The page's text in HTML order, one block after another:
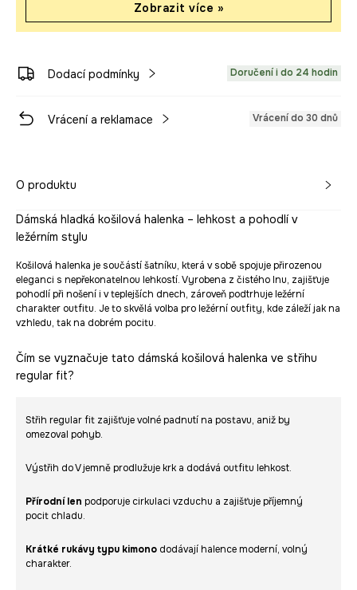
Zobrazit více »
Dodací podmínky Doručení i do 24 hodin
Vrácení a reklamace Vrácení do 30 dnů
O produktu
Dámská hladká košilová halenka – lehkost a pohodlí v
ležérním stylu
Košilová halenka je součástí šatníku, která v sobě spojuje přirozenou
eleganci s nepřekonatelnou lehkostí. Vyrobena z čistého lnu, zajišťuje
pohodlí při nošení i v teplejších dnech, zároveň podtrhuje ležérní
charakter outfitu. Je to skvělá volba pro ležérní outfity, kde záleží jak na
vzhledu, tak na dobrém pocitu.
Čím se vyznačuje tato dámská košilová halenka ve střihu
regular fit?
Střih regular fit zajišťuje volné padnutí na postavu, aniž by
omezoval pohyb.
Výstřih do V jemně prodlužuje krk a dodává outfitu lehkost.
Přírodní len podporuje cirkulaci vzduchu a zajišťuje příjemný
pocit chladu.
Krátké rukávy typu kimono dodávají halence moderní, volný
charakter.